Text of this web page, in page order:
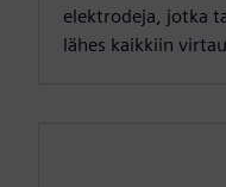
elektrodeja, jotka
lähes kaikkiin